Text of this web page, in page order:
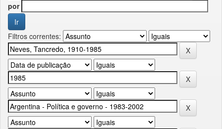
por
Filtros correntes: